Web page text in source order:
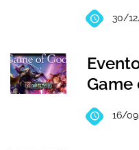
30/
Game
16/